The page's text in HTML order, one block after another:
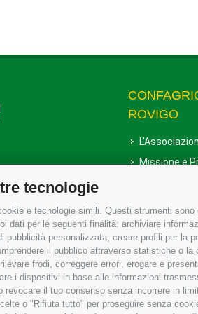
tecnologie
e tecnologie simili. Questi strumenti
dati per le seguenti finalità: archiviare
pubblicità personalizzata, creare profili per
il pubblico attraverso statistiche o
frodi, correggere errori, erogare e
i dispositivi in base alle informazioni
revocare il tuo consenso senza incorrere in
o "Rifiuta tutto" per proseguire senza
Policy
ROVIGO
Missione e
Uffici della
Le Sedi di
Agricoltori
Rovigo e